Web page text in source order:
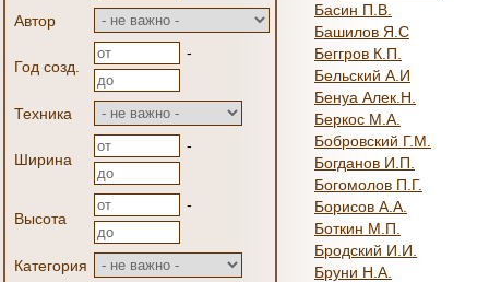
Автор
Год созд.
-
Техника
Ширина
-
Высота
-
Категория
Басин П.В.
Башилов Я.С
Беггров К.П.
Бельский А.И
Бенуа Алек.Н.
Беркос М.А.
Бобровский Г.М.
Богданов И.П.
Богомолов П.Г.
Борисов А.А.
Боткин М.П.
Бродский И.И.
Бруни Н.А.